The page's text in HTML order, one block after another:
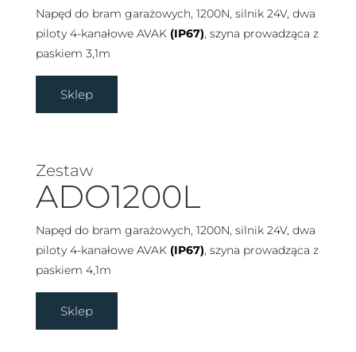
Napęd do bram garażowych, 1200N, silnik 24V, dwa
piloty 4-kanałowe AVAK (IP67), szyna prowadząca z
paskiem 3,1m
Sklep
Zestaw
ADO1200L
Napęd do bram garażowych, 1200N, silnik 24V, dwa
piloty 4-kanałowe AVAK (IP67), szyna prowadząca z
paskiem 4,1m
Sklep